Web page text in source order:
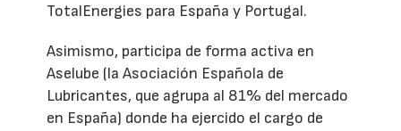
TotalEnergies para España y Portugal.
Asimismo, participa de forma activa en
Aselube (la Asociación Española de
Lubricantes, que agrupa al 81% del mercado
en España) donde ha ejercido el cargo de